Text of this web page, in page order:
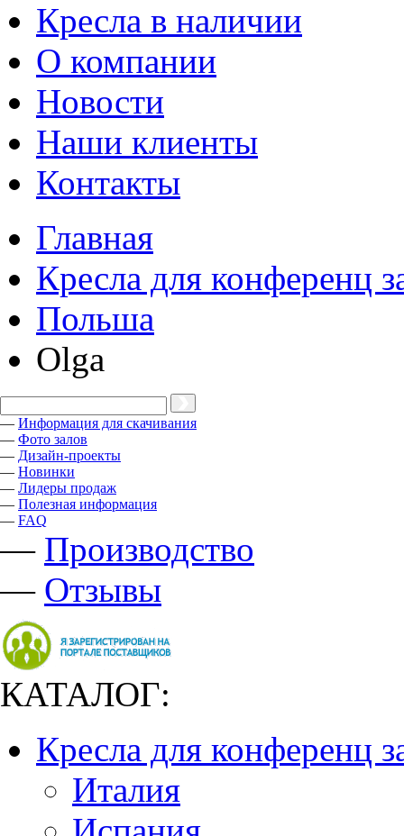
Кресла в наличии
О компании
Новости
Наши клиенты
Контакты
Главная
Кресла для конференц
Польша
Olga
— Информация для скачивания
— Фото залов
— Дизайн-проекты
— Новинки
— Лидеры продаж
— Полезная информация
— FAQ
— Производство
— Отзывы
КАТАЛОГ:
Кресла для конференц
Италия